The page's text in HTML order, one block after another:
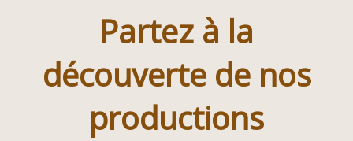
Partez à la
découverte de nos
productions